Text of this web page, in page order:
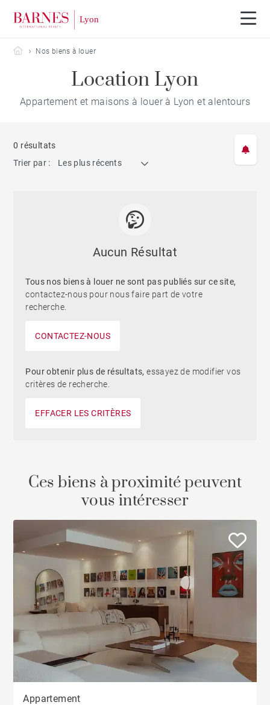
Barnes Lyon
Nos biens à louer
Location Lyon
Appartement et maisons à louer à Lyon et alentours
0 résultats
Trier par :
Les plus récents
Aucun Résultat
Tous nos biens à louer ne sont pas publiés sur ce site,
contactez-nous pour nous faire part de votre
recherche.
CONTACTEZ-NOUS
Pour obtenir plus de résultats,essayez de modifier vos
critères de recherche.
EFFACER LES CRITÈRES
Ces biens à proximité peuvent
vous intéresser
Appartement